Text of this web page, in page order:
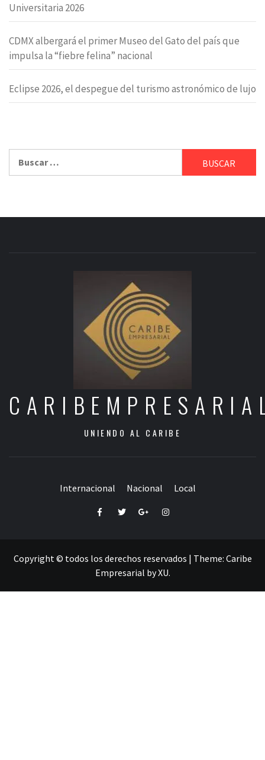
Universitaria 2026
CDMX albergará el primer Museo del Gato del país que
impulsa la “fiebre felina” nacional
Eclipse 2026, el despegue del turismo astronómico de lujo
UNIENDO AL CARIBE
Internacional Nacional Local
FacebookTwitterGoogle+Instagram
Copyright © todos los derechos reservados | Theme: Caribe
Empresarial byXU.